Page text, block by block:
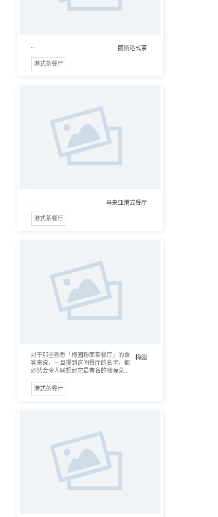
丽斯港式茶
港式茶餐厅
马来亚港式餐厅
港式茶餐厅
梅园
对于那些熟悉「梅园粉面茶餐厅」的食
客来说，一旦提到这间餐厅的名字，都
必然会令人联想起它最有名的咖喱菜...
港式茶餐厅